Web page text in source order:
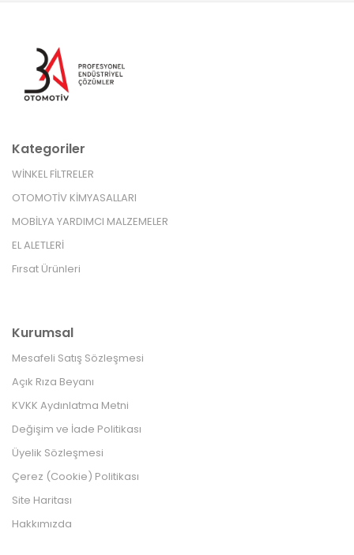
Kategoriler
WİNKEL FİLTRELER
OTOMOTİV KİMYASALLARI
MOBİLYA YARDIMCI MALZEMELER
EL ALETLERİ
Fırsat Ürünleri
Kurumsal
Mesafeli Satış Sözleşmesi
Açık Rıza Beyanı
KVKK Aydınlatma Metni
Değişim ve İade Politikası
Üyelik Sözleşmesi
Çerez (Cookie) Politikası
Site Haritası
Hakkımızda